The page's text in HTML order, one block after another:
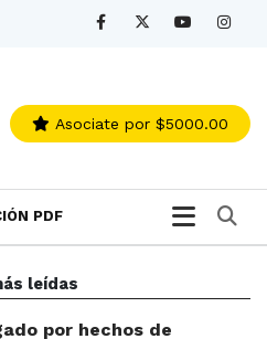
Asociate por $5000.00
PDF
leídas
por hechos de